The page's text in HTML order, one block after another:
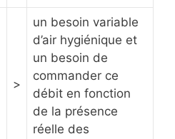
>
un besoin variable
d’air hygiénique et
un besoin de
commander ce
débit en fonction
de la présence
réelle des